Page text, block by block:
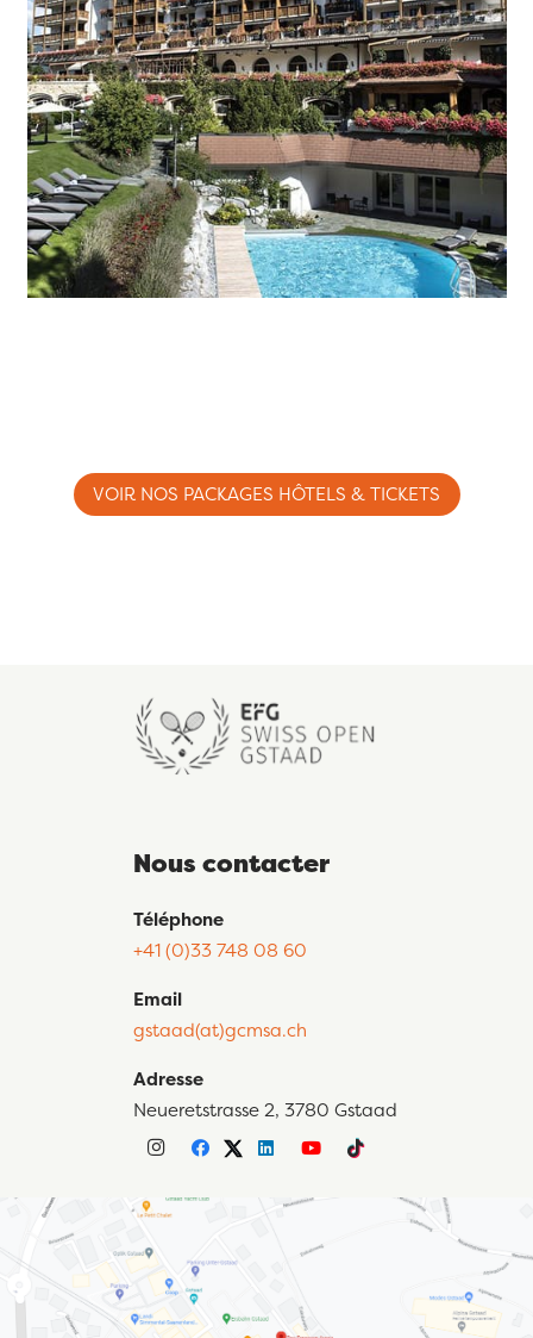
VOIR NOS PACKAGES HÔTELS & TICKETS
Nous contacter
Téléphone
+41 (0)33 748 08 60
Email
gstaad(at)gcmsa.ch
Adresse
Neueretstrasse 2, 3780 Gstaad